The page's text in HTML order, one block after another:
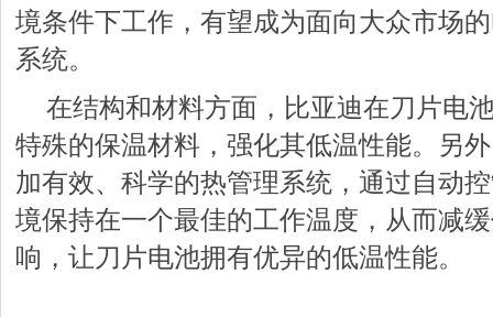
境条件下工作，有望成为面向大众市场
系统。
在结构和材料方面，比亚迪在刀片电
特殊的保温材料，强化其低温性能。另
加有效、科学的热管理系统，通过自动
境保持在一个最佳的工作温度，从而减
响，让刀片电池拥有优异的低温性能。